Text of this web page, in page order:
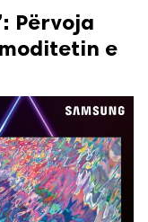
Përvoja
e